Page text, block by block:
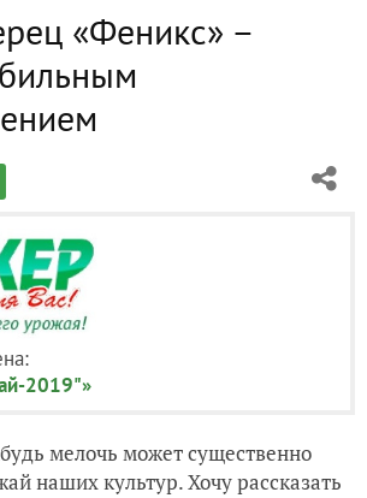
«Феникс» –
2019"»
мелочь может существенно
наших культур. Хочу рассказать